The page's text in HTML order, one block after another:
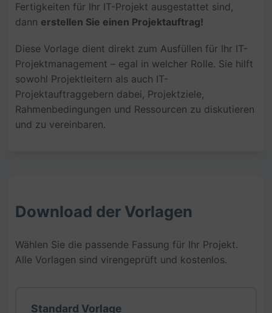
Fertigkeiten für Ihr IT-Projekt ausgestattet sind,
dann erstellen Sie einen Projektauftrag!
Diese Vorlage dient direkt zum Ausfüllen für Ihr IT-
Projektmanagement – egal in welcher Rolle. Sie hilft
sowohl Projektleitern als auch IT-
Projektauftraggebern dabei, Projektziele,
Rahmenbedingungen und Ressourcen zu diskutieren
und zu vereinbaren.
Download der Vorlagen
Wählen Sie die passende Fassung für Ihr Projekt.
Alle Vorlagen sind virengeprüft und kostenlos.
Standard Vorlage